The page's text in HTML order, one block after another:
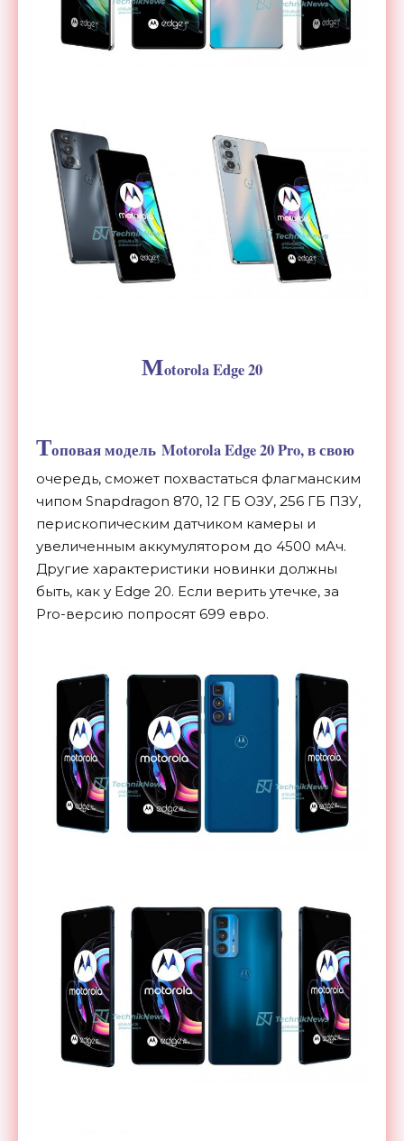
Motorola Edge 20
Топовая модель Motorola Edge 20 Pro, в свою
очередь, сможет похвастаться флагманским
чипом Snapdragon 870, 12 ГБ ОЗУ, 256 ГБ ПЗУ,
перископическим датчиком камеры и
увеличенным аккумулятором до 4500 мАч.
Другие характеристики новинки должны
быть, как у Edge 20. Если верить утечке, за
Pro-версию попросят 699 евро.